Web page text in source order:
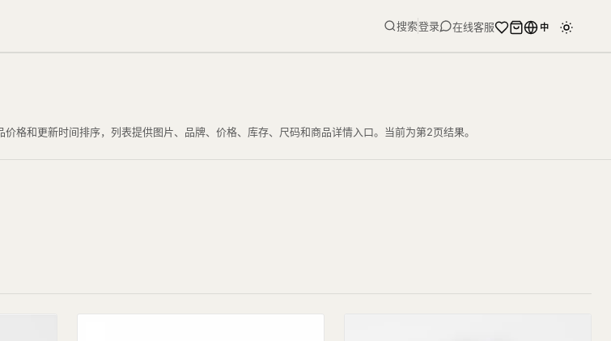
搜索登录 在线客服 中
和更新时间排序，列表提供图片、品牌、价格、库存、尺码和商品详情入口。当前为第2页结果。